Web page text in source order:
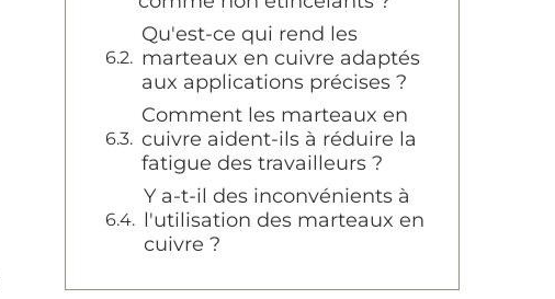
Qu'est-ce qui rend les
marteaux en cuivre adaptés
aux applications précises ?
Comment les marteaux en
cuivre aident-ils à réduire la
fatigue des travailleurs ?
Y a-t-il des inconvénients à
l'utilisation des marteaux en
cuivre ?